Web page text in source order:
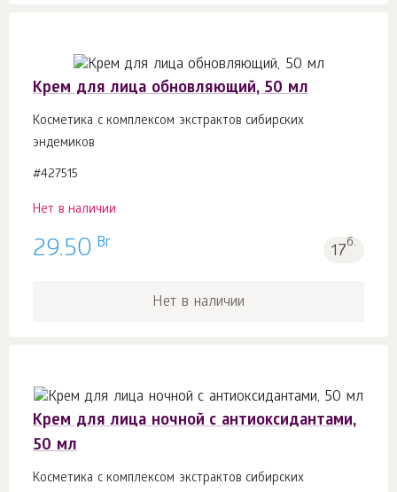
Крем для лица обновляющий, 50 мл
Косметика с комплексом экстрактов сибирских
эндемиков
#427515
Нет в наличии
29.50 Br 17б.
Нет в наличии
Крем для лица ночной с антиоксидантами,
50 мл
Косметика с комплексом экстрактов сибирских